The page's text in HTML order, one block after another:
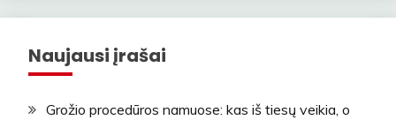
Naujausi įrašai
Grožio procedūros namuose: kas iš tiesų veikia, o